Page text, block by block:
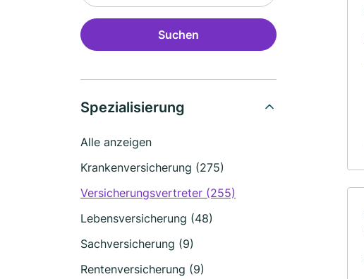
Suchen
Spezialisierung
Alle anzeigen
Krankenversicherung (275)
Versicherungsvertreter (255)
Lebensversicherung (48)
Sachversicherung (9)
Rentenversicherung (9)